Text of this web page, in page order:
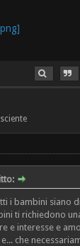
i bambini siano
ti richiedono
e interesse e
che